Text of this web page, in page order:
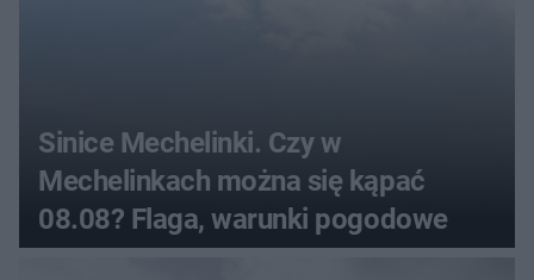
Sinice Mechelinki. Czy w
Mechelinkach można się kąpać
08.08? Flaga, warunki pogodowe